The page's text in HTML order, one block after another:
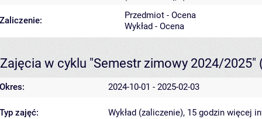
Zaliczenie:
Przedmiot - Ocena
Wykład - Ocena
Zajęcia w cyklu "Semestr zimowy 2024/2025"
Okres: 2024-10-01 - 2025-02-03
Typ zajęć: Wykład (zaliczenie), 15 godzin więcej